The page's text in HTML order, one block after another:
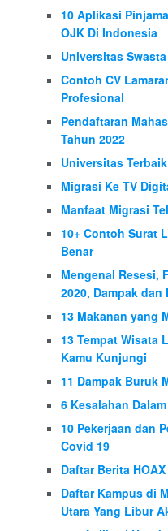
10 Aplikasi
OJK Di Indonesia
Universitas
Contoh CV
Profesional
Pendaftaran
Tahun 2022
Universitas
Migrasi Ke TV
Manfaat Migrasi
10+ Contoh Surat
Benar
Mengenal Resesi,
2020, Dampak
13 Makanan yang
13 Tempat Wisata
Kamu Kunjungi
11 Dampak Buruk
6 Kesalahan
10 Pekerjaan dan
Covid 19
Daftar Berita
Daftar Kampus di
Utara Yang Libur